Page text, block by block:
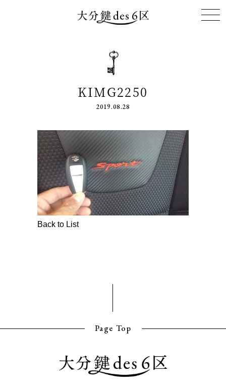
KIMG2250
2019.08.28
Back to List
Page Top